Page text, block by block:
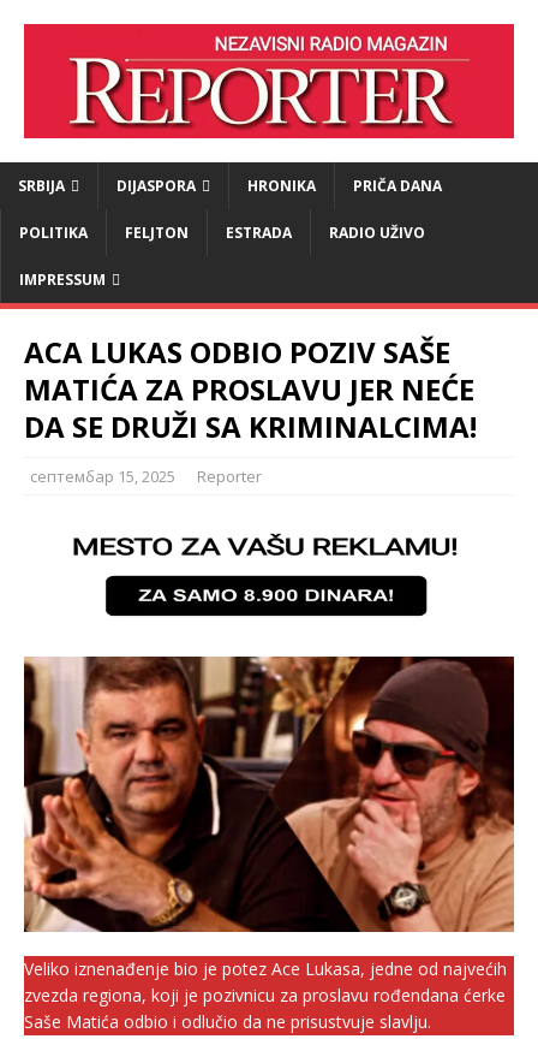
SRBIJA DIJASPORA HRONIKA PRIČA DANA
POLITIKA FELJTON ESTRADA RADIO UŽIVO
IMPRESSUM
ACA LUKAS ODBIO POZIV SAŠE
MATIĆA ZA PROSLAVU JER NEĆE
DA SE DRUŽI SA KRIMINALCIMA!
септембар 15, 2025 Reporter
Veliko iznenađenje bio je potez Ace Lukasa, jedne od najvećih
zvezda regiona, koji je pozivnicu za proslavu rođendana ćerke
Saše Matića odbio i odlučio da ne prisustvuje slavlju.